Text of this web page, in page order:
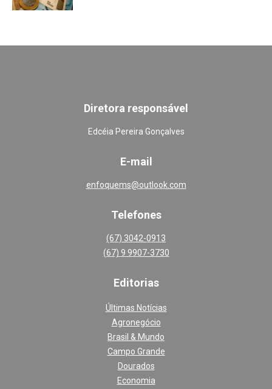
Diretora responsável
Edcéia Pereira Gonçalves
E-mail
enfoquems@outlook.com
Telefones
(67) 3042-0913
(67) 9 9907-3730
Editorias
Últimas Notícias
Agronegócio
Brasil & Mundo
Campo Grande
Dourados
Economia